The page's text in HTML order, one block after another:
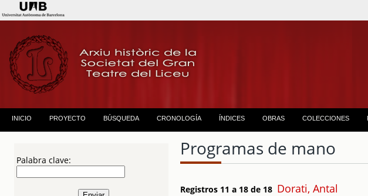
INICIO PROYECTO BÚSQUEDA CRONOLOGÍA ÍNDICES OBRAS COLECCIONES
Palabra clave:
Programas de mano
Registros 11 a 18 de 18 Dorati, Antal